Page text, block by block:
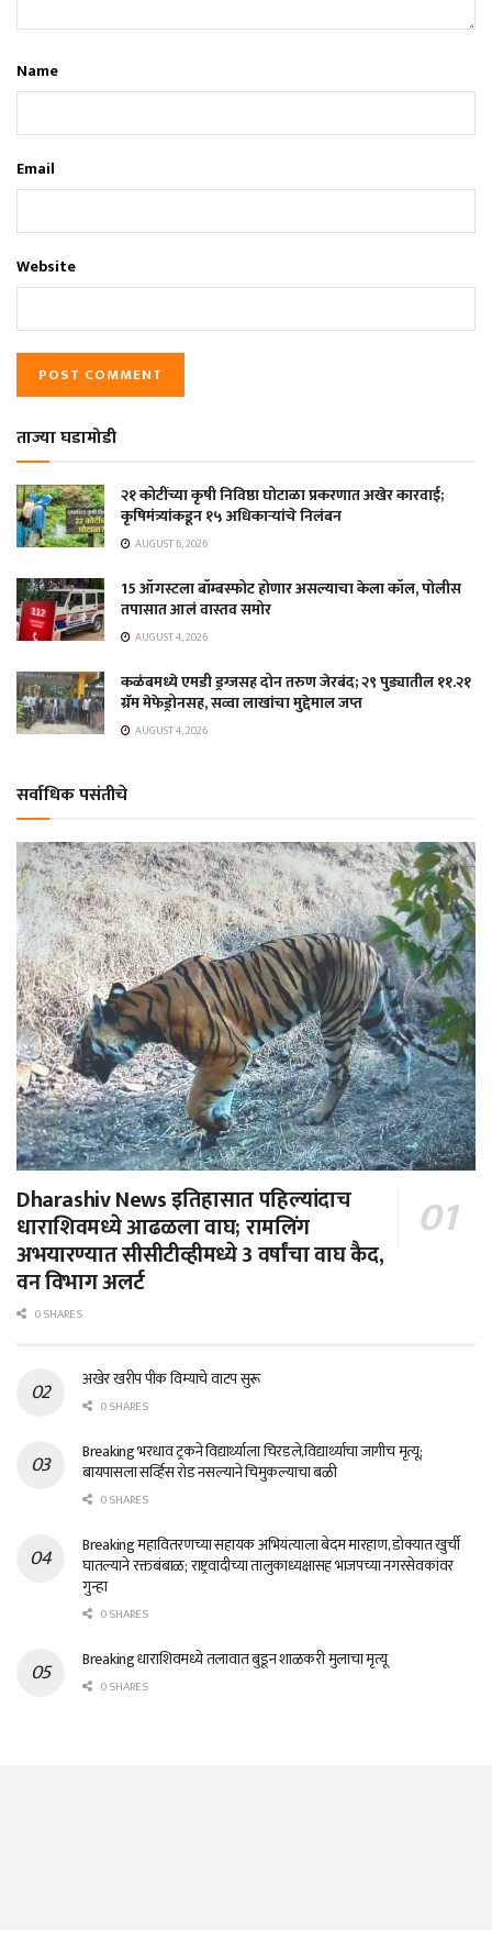
Name
Email
Website
ताज्या घडामोडी
२१ कोटींच्या कृषी निविष्ठा घोटाळा प्रकरणात अखेर कारवाई;
कृषिमंत्र्यांकडून १५ अधिकाऱ्यांचे निलंबन
AUGUST 6, 2026
15 ऑगस्टला बॉम्बस्फोट होणार असल्याचा केला कॉल, पोलीस
तपासात आलं वास्तव समोर
AUGUST 4, 2026
कळंबमध्ये एमडी ड्रग्जसह दोन तरुण जेरबंद; २९ पुड्यातील ११.२१
ग्रॅम मेफेड्रोनसह, सव्वा लाखांचा मुद्देमाल जप्त
AUGUST 4, 2026
सर्वाधिक पसंतीचे
Dharashiv News इतिहासात पहिल्यांदाच
धाराशिवमध्ये आढळला वाघ; रामलिंग
अभयारण्यात सीसीटीव्हीमध्ये 3 वर्षांचा वाघ कैद,
वन विभाग अलर्ट
0 SHARES
अखेर खरीप पीक विम्याचे वाटप सुरू
0 SHARES
Breaking भरधाव ट्रकने विद्यार्थ्याला चिरडले,विद्यार्थ्याचा जागीच मृत्यू;
बायपासला सर्व्हिस रोड नसल्याने चिमुकल्याचा बळी
0 SHARES
Breaking महावितरणच्या सहायक अभियंत्याला बेदम मारहाण, डोक्यात खुर्ची
घातल्याने रक्तबंबाळ; राष्ट्रवादीच्या तालुकाध्यक्षासह भाजपच्या नगरसेवकांवर
गुन्हा
0 SHARES
Breaking धाराशिवमध्ये तलावात बुडून शाळकरी मुलाचा मृत्यू
0 SHARES